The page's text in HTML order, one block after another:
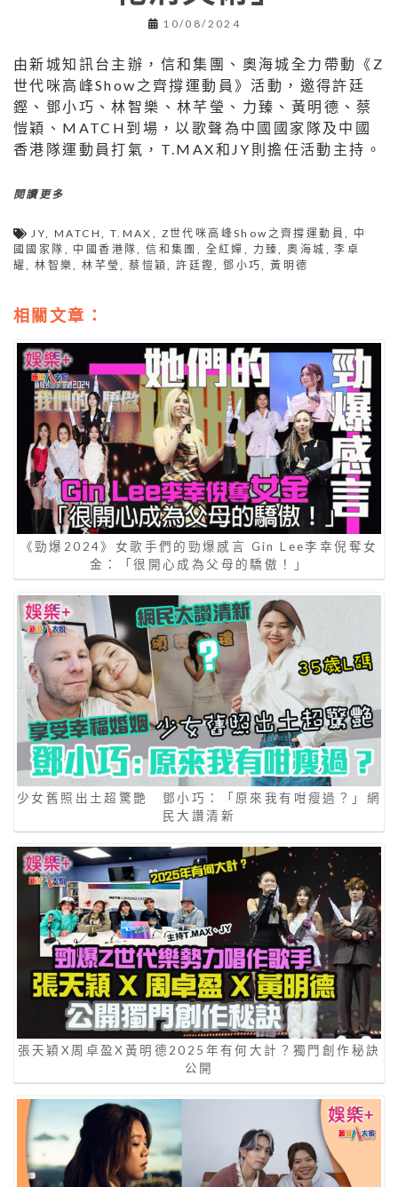
10/08/2024
由新城知訊台主辦，信和集團、奧海城全力帶動《Z
世代咪高峰Show之齊撐運動員》活動，邀得許廷
鏗、鄧小巧、林智樂、林芊瑩、力臻、黃明德、蔡
愷穎、MATCH到場，以歌聲為中國國家隊及中國
香港隊運動員打氣，T.MAX和JY則擔任活動主持。
閱讀更多
JY ,MATCH T.MAX Z世代咪高峰Show之齊撐運動員
中
國國家隊
中國香港隊 ,信和集團 全紅嬋 力臻 ,奧海城 ,李卓
耀
,林智樂 ,林芊瑩 ,蔡愷穎 ,許廷鏗 ,鄧小巧 ,黃明德
相關文章：
《勁爆2024》女歌手們的勁爆感言 Gin Lee李幸倪奪女
金：「很開心成為父母的驕傲！」
少女舊照出土超驚艷 鄧小巧：「原來我有咁瘦過？」網
民大讚清新
張天穎X周卓盈X黃明德2025年有何大計？獨門創作秘訣
公開